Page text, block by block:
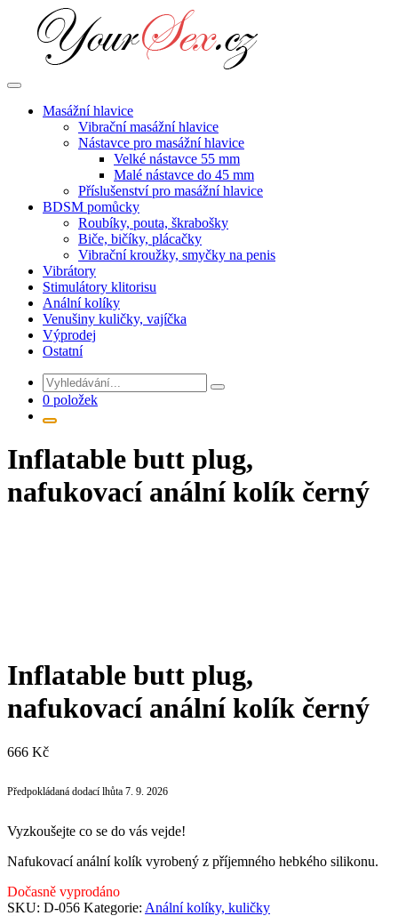
obsahu
Masážní hlavice
Vibrační masážní hlavice
Nástavce pro masážní hlavice
Velké nástavce 55 mm
Malé nástavce do 45 mm
Příslušenství pro masážní hlavice
BDSM pomůcky
Roubíky, pouta, škrabošky
Biče, bičíky, plácačky
Vibrační kroužky, smyčky na penis
Vibrátory
Stimulátory klitorisu
Anální kolíky
Venušiny kuličky, vajíčka
Výprodej
Ostatní
0 položek
Inflatable butt plug,
nafukovací anální kolík černý
Inflatable butt plug,
nafukovací anální kolík černý
666 Kč
Předpokládaná dodací lhůta 7. 9. 2026
Vyzkoušejte co se do vás vejde!
Nafukovací anální kolík vyrobený z příjemného hebkého silikonu.
Dočasně vyprodáno
SKU: D-056 Kategorie: Anální kolíky, kuličky